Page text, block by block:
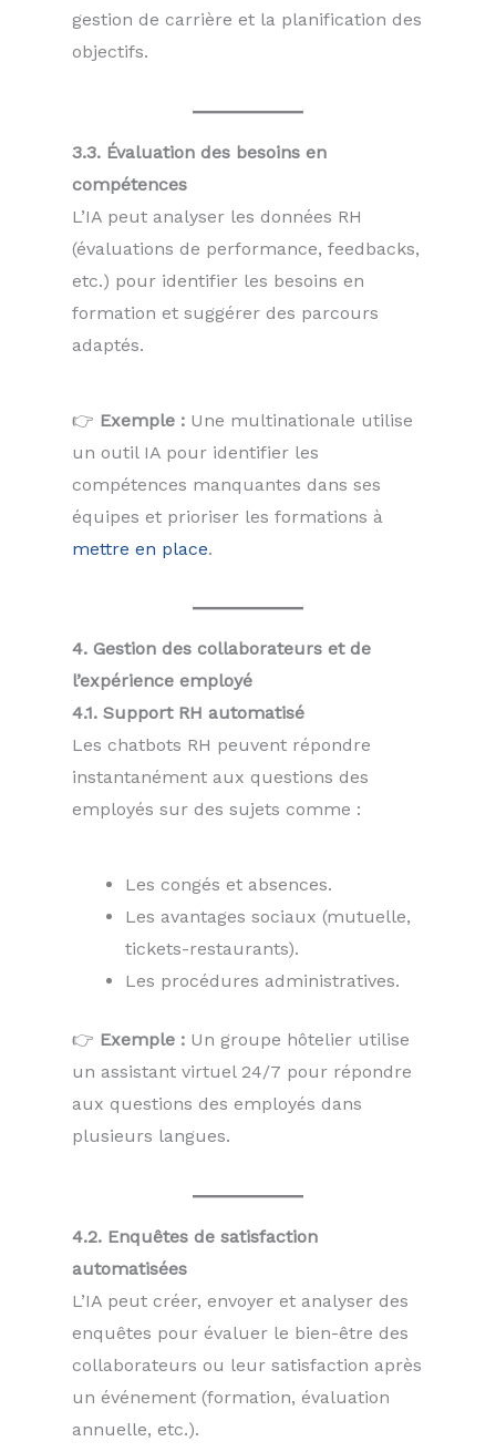
gestion de carrière et la planification des
objectifs.
3.3. Évaluation des besoins en
compétences
L’IA peut analyser les données RH
(évaluations de performance, feedbacks,
etc.) pour identifier les besoins en
formation et suggérer des parcours
adaptés.
👉 Exemple : Une multinationale utilise
un outil IA pour identifier les
compétences manquantes dans ses
équipes et prioriser les formations à
mettre en place.
4. Gestion des collaborateurs et de
l’expérience employé
4.1. Support RH automatisé
Les chatbots RH peuvent répondre
instantanément aux questions des
employés sur des sujets comme :
Les congés et absences.
Les avantages sociaux (mutuelle,
tickets-restaurants).
Les procédures administratives.
👉 Exemple : Un groupe hôtelier utilise
un assistant virtuel 24/7 pour répondre
aux questions des employés dans
plusieurs langues.
4.2. Enquêtes de satisfaction
automatisées
L’IA peut créer, envoyer et analyser des
enquêtes pour évaluer le bien-être des
collaborateurs ou leur satisfaction après
un événement (formation, évaluation
annuelle, etc.).